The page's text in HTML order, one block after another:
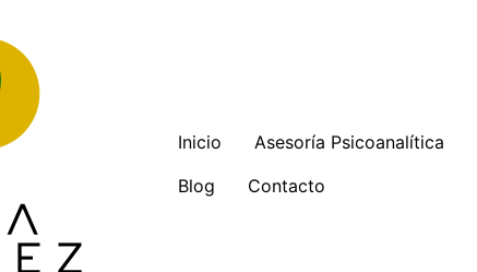
Inicio Asesoría Psicoanalítica
Blog
Contacto